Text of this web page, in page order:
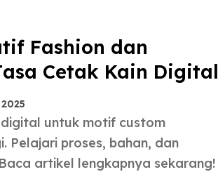
Fashion dan
Cetak Kain Digital
Pelajari proses, bahan, dan
artikel lengkapnya sekarang!